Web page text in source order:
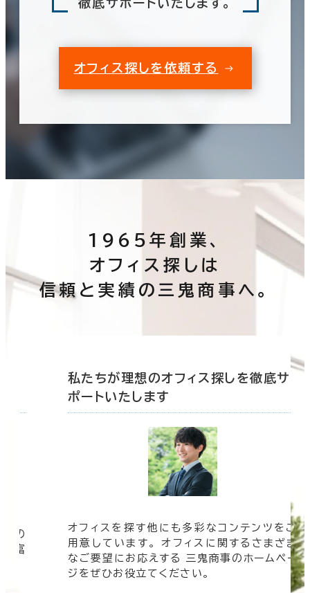
徹底サポートいたします。
オフィス探しを依頼する
1965年創業、
オフィス探しは
信頼と実績の三鬼商事へ。
の
豊富
私たちが理想のオフィス探しを徹底サ
ポートいたします
オフィスを探す他にも多彩なコンテンツをご
用意しています。 オフィスに関するさまざま
なご要望にお応えする 三鬼商事のホームペー
ジをぜひお役立てください。